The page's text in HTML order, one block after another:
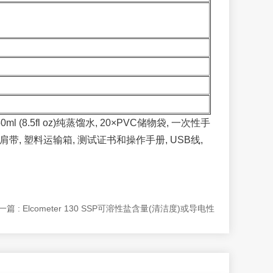
(8.5fl oz)纯蒸馏水, 20×PVC储物袋, 一次性手
带, 塑料运输箱, 测试证书和操作手册, USB线,
篇 : Elcometer 130 SSP可溶性盐含量(清洁度)或导电性